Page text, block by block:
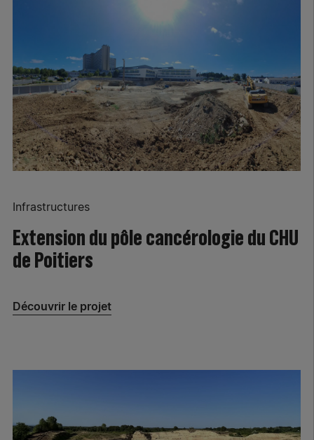
Infrastructures
Extension du pôle cancérologie du CHU
de Poitiers
Découvrir le projet